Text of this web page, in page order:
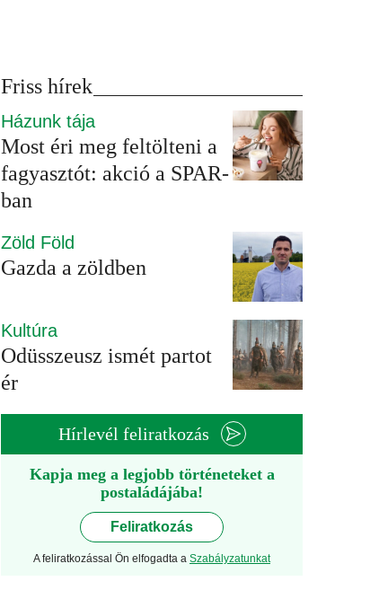
Friss hírek
Házunk tája
Most éri meg feltölteni a
fagyasztót: akció a SPAR-
ban
Zöld Föld
Gazda a zöldben
Kultúra
Odüsszeusz ismét partot
ér
Hírlevél feliratkozás
Kapja meg a legjobb történeteket a
postaládájába!
Feliratkozás
A feliratkozással Ön elfogadta a Szabályzatunkat